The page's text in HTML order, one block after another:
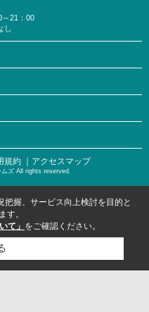
～21：00
し
規約 ｜アクセスマップ
ズ All rights reserved.
握、サービス向上検討を目的と
す。
て」 をご確認ください。